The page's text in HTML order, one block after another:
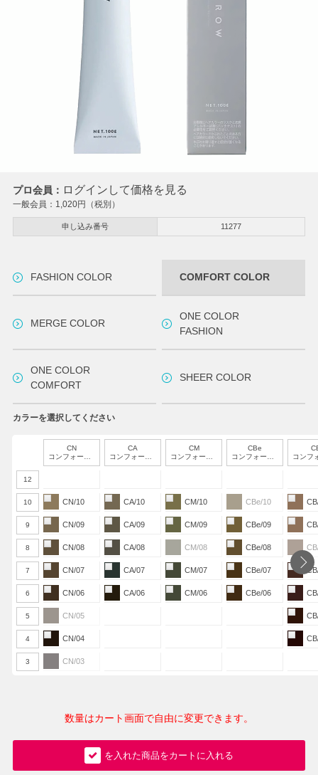
プロ会員： ログインして価格を見る
一般会員： 1,020円（税別）
申し込み番号 11277
カラーを選択してください
CN
コンフォートナチュラル
CA
コンフォートアッシュ
CM
コンフォートマット
CBe
コンフォートベージュ
コンフォート
12
10 CN/10 CA/10 CM/10 CBe/10
9 CN/09 CA/09 CM/09 CBe/09
8 CN/08 CA/08 CM/08 CBe/08
7 CN/07 CA/07 CM/07 CBe/07
6 CN/06 CA/06 CM/06 CBe/06
5 CN/05
4 CN/04
3 CN/03
数量はカート画面で自由に変更できます。
を入れた商品をカートに入れる
FASHION COLOR COMFORT COLOR
MERGE COLOR
ONE COLOR
FASHION
ONE COLOR
COMFORT
SHEER COLOR